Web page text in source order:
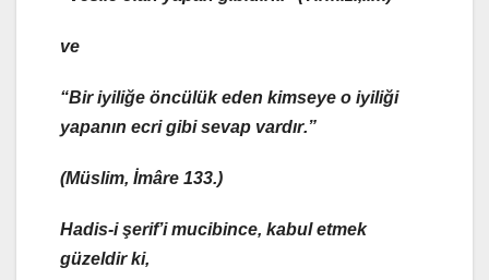
ve
“Bir iyiliğe öncülük eden kimseye o iyiliği
yapanın ecri gibi sevap vardır.”
(Müslim, İmâre 133.)
Hadis-i şerif’i mucibince, kabul etmek
güzeldir ki,